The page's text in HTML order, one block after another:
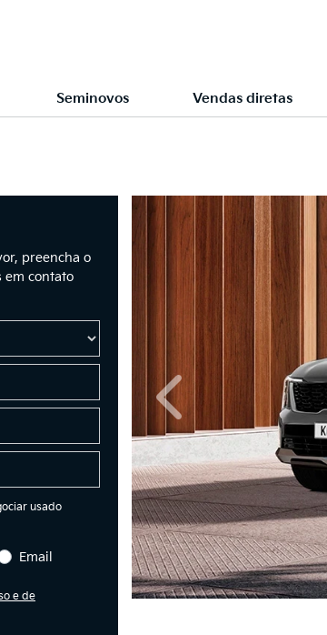
Seminovos Vendas diretas
preencha o
em contato
usado
Email
e de
Anterior